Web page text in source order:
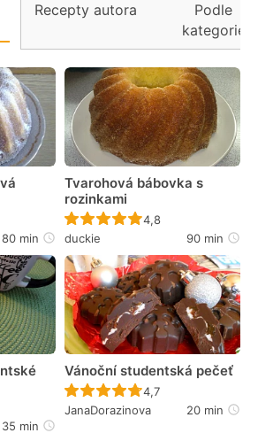
Recepty autora
Podle
kategorie
nebyl hodnocen
80 min
Tvarohová bábovka s
rozinkami
Recept ještě nebyl
4,8
duckie
90 min
nebyl hodnocen
35 min
Vánoční studentská pečeť
Recept ještě nebyl
4,7
JanaDorazinova
20 min